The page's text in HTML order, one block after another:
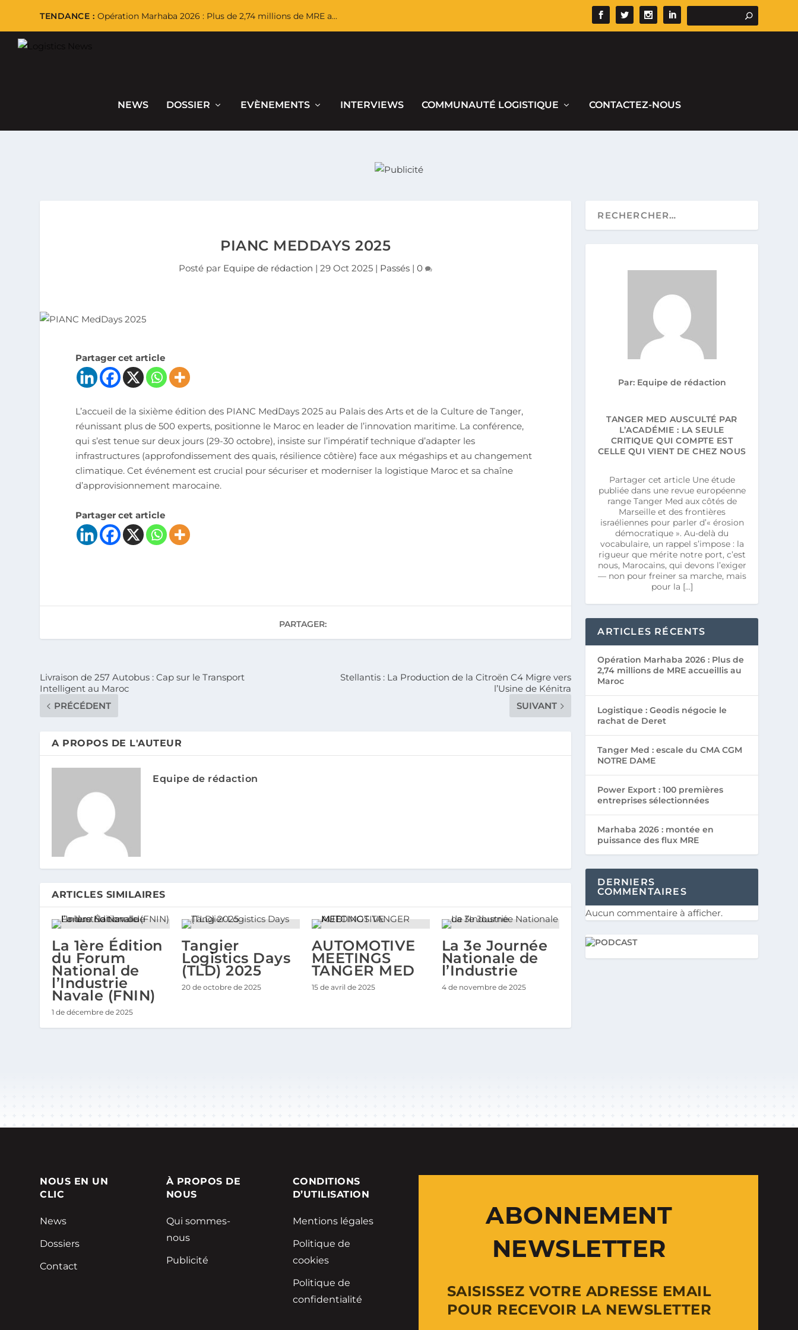
TENDANCE : Opération Marhaba 2026 : Plus de 2,74 millions de MRE a...
NEWS DOSSIER EVÈNEMENTS INTERVIEWS COMMUNAUTÉ LOGISTIQUE CONTACTEZ-NOUS
PIANC MEDDAYS 2025
Posté par Equipe de rédaction |29 Oct 2025 | Passés |0
Partager cet article
L’accueil de la sixième édition des PIANC MedDays 2025 au Palais des Arts et de la Culture de Tanger,
réunissant plus de 500 experts, positionne le Maroc en leader de l’innovation maritime. La conférence,
qui s’est tenue sur deux jours (29-30 octobre), insiste sur l’impératif technique d’adapter les
infrastructures (approfondissement des quais, résilience côtière) face aux mégaships et au changement
climatique. Cet événement est crucial pour sécuriser et moderniser la logistique Maroc et sa chaîne
d’approvisionnement marocaine.
Partager cet article
PARTAGER:
Livraison de 257 Autobus : Cap sur le Transport
Intelligent au Maroc
PRÉCÉDENT
Stellantis : La Production de la Citroën C4 Migre vers
l’Usine de Kénitra
SUIVANT
A PROPOS DE L'AUTEUR
Equipe de rédaction
ARTICLES SIMILAIRES
La 1ère Édition
du Forum
National de
l’Industrie
Navale (FNIN)
1 de décembre de 2025
Tangier
Logistics Days
(TLD) 2025
20 de octobre de 2025
AUTOMOTIVE
MEETINGS
TANGER MED
15 de avril de 2025
La 3e Journée
Nationale de
l’Industrie
4 de novembre de 2025
Par: Equipe de rédaction
TANGER MED AUSCULTÉ PAR
L’ACADÉMIE : LA SEULE
CRITIQUE QUI COMPTE EST
CELLE QUI VIENT DE CHEZ NOUS
Partager cet article Une étude
publiée dans une revue européenne
range Tanger Med aux côtés de
Marseille et des frontières
israéliennes pour parler d’« érosion
démocratique ». Au-delà du
vocabulaire, un rappel s’impose : la
rigueur que mérite notre port, c’est
nous, Marocains, qui devons l’exiger
— non pour freiner sa marche, mais
pour la […]
ARTICLES RÉCENTS
Opération Marhaba 2026 : Plus de
2,74 millions de MRE accueillis au
Maroc
Logistique : Geodis négocie le
rachat de Deret
Tanger Med : escale du CMA CGM
NOTRE DAME
Power Export : 100 premières
entreprises sélectionnées
Marhaba 2026 : montée en
puissance des flux MRE
DERNIERS
COMMENTAIRES
Aucun commentaire à afficher.
NOUS EN UN
CLIC
News
Dossiers
Contact
À PROPOS DE
NOUS
Qui sommes-
nous
Publicité
CONDITIONS
D’UTILISATION
Mentions légales
Politique de
cookies
Politique de
confidentialité
ABONNEMENT
NEWSLETTER
SAISISSEZ VOTRE ADRESSE EMAIL
POUR RECEVOIR LA NEWSLETTER